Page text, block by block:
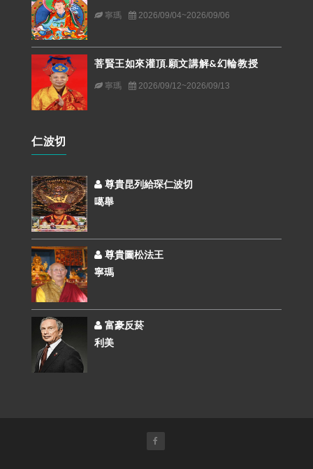
寧瑪 2026/09/04~2026/09/06
菩賢王如來灌頂.願文講解&幻輪教授
寧瑪 2026/09/12~2026/09/13
仁波切
尊貴昆列給琛仁波切
噶舉
尊貴圖松法王
寧瑪
富豪反菸
利美